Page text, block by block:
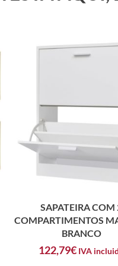
SAPATEIRA COM
COMPARTIMENTOS
BRANCO
122,79€ IVA